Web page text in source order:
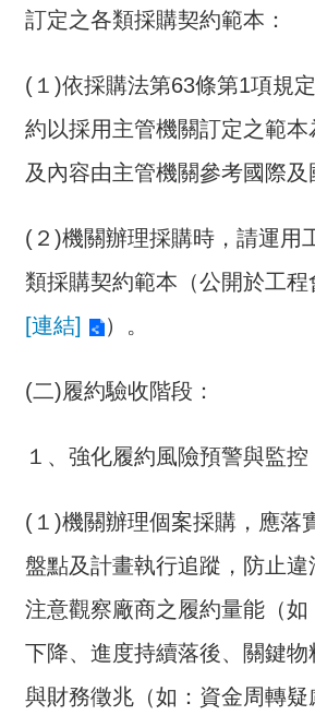
訂定之各類採購契約範本：
(１)依採購法第63條第1項規
約以採用主管機關訂定之範
及內容由主管機關參考國際及
(２)機關辦理採購時，請運用
類採購契約範本（公開於工程
[連結]
）。
(二)履約驗收階段：
１、強化履約風險預警與監控
(１)機關辦理個案採購，應落
盤點及計畫執行追蹤，防止
注意觀察廠商之履約量能（
下降、進度持續落後、關鍵物
與財務徵兆（如：資金周轉